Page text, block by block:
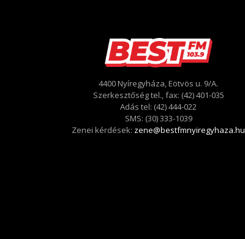
4400 Nyíregyháza, Eötvös u. 9/A.
Szerkesztőség tel., fax: (42) 401-035
Adás tel: (42) 444-022
SMS: (30) 333-1039
Zenei kérdések: zene@bestfmnyiregyhaza.hu